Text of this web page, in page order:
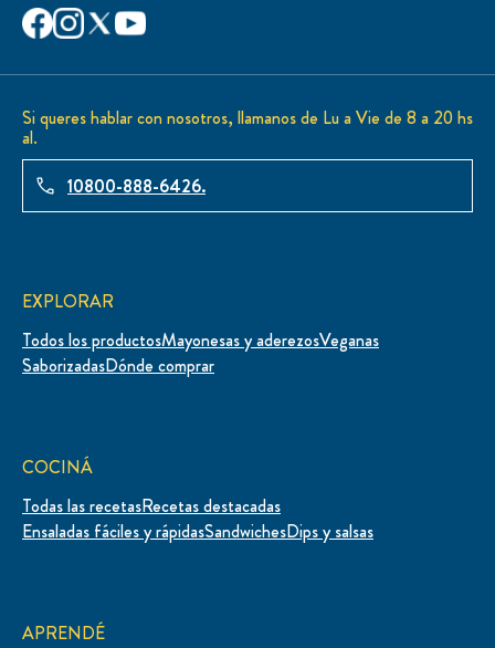
Si queres hablar con nosotros, llamanos de Lu a Vie de 8 a 20 hs
al.
10800-888-6426.
EXPLORAR
Todos los productosMayonesas y aderezosVeganas
SaborizadasDónde comprar
COCINÁ
Todas las recetasRecetas destacadas
Ensaladas fáciles y rápidasSandwichesDips y salsas
APRENDÉ